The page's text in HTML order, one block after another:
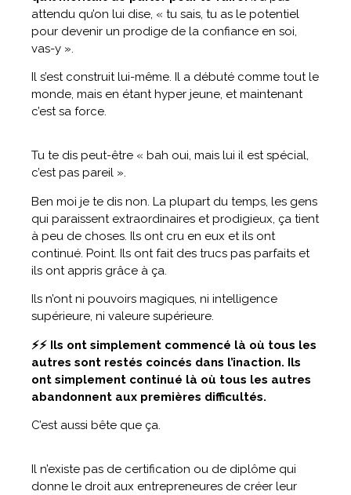
attendu qu’on lui dise, « tu sais, tu as le potentiel
pour devenir un prodige de la confiance en soi,
vas-y ».
Il s’est construit lui-même. Il a débuté comme tout le
monde, mais en étant hyper jeune, et maintenant
c’est sa force.
Tu te dis peut-être « bah oui, mais lui il est spécial,
c’est pas pareil ».
Ben moi je te dis non. La plupart du temps, les gens
qui paraissent extraordinaires et prodigieux, ça tient
à peu de choses. Ils ont cru en eux et ils ont
continué. Point. Ils ont fait des trucs pas parfaits et
ils ont appris grâce à ça.
Ils n’ont ni pouvoirs magiques, ni intelligence
supérieure, ni valeure supérieure.
⚡⚡ Ils ont simplement commencé là où tous les
autres sont restés coincés dans l’inaction. Ils
ont simplement continué là où tous les autres
abandonnent aux premières difficultés.
C’est aussi bête que ça.
Il n’existe pas de certification ou de diplôme qui
donne le droit aux entrepreneures de créer leur